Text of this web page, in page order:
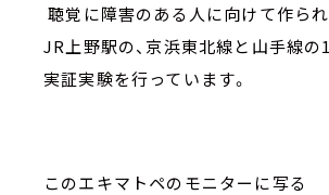
聴覚に障害のある人に向けて作ら
JR上野駅の、京浜東北線と山手線
実証実験を行っています。
このエキマトペのモニターに写る